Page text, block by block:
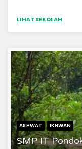
LIHAT SEKOLAH
AKHWAT IKHWAN
SMP IT